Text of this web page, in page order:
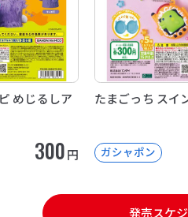
めじるしア
300円
たまごっち スイ
ガシャポン
発売スケ